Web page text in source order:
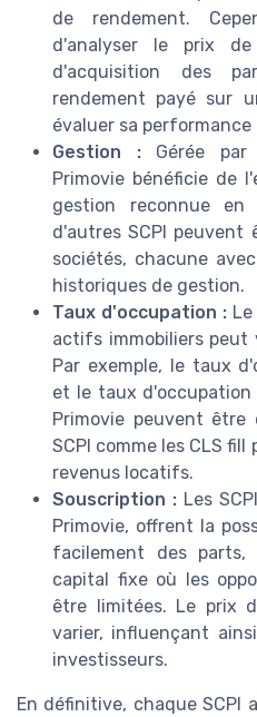
de rendement.
d'analyser le prix
d'acquisition des
rendement payé sur
évaluer sa performance
Gestion :Gérée par
Primovie bénéficie de
gestion reconnue en
d'autres SCPI peuvent
sociétés, chacune
historiques de gestion.
Taux d'occupation :Le
actifs immobiliers peut
Par exemple, le taux
et le taux d'occupation
Primovie peuvent être
SCPI comme les CLS
revenus locatifs.
Souscription :Les
Primovie, offrent la
facilement des
capital fixe où les
être limitées. Le prix
varier, influençant
investisseurs.
En définitive, chaque